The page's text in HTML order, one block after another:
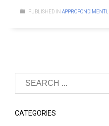
PUBLISHED IN APPROFONDIMENTI
CATEGORIES